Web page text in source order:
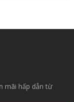
mãi hấp dẫn từ